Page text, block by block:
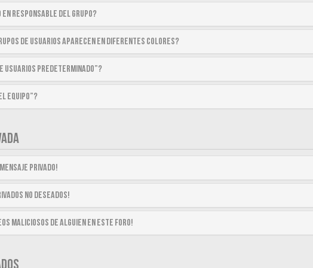
en Responsable del Grupo?
de Usuarios aparecen en diferentes colores?
Usuarios predeterminado”?
equipo”?
privado!
no deseados!
maliciosos de alguien en este foro!